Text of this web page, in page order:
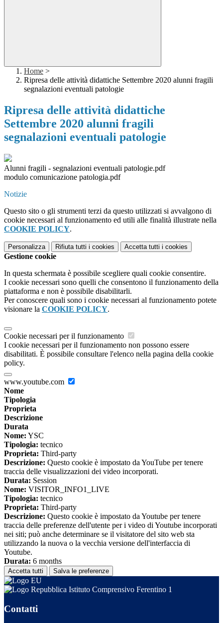
Home >
Ripresa delle attività didattiche​ Settembre 2020​ alunni fragili​
segnalazioni eventuali patologie
Ripresa delle attività didattiche​
Settembre 2020​ alunni fragili​
segnalazioni eventuali patologie
Alunni fragili - segnalazioni eventuali patologie.pdf
modulo comunicazione patologia.pdf
Notizie
Questo sito o gli strumenti terzi da questo utilizzati si avvalgono di
cookie necessari al funzionamento ed utili alle finalità illustrate nella
COOKIE POLICY.
Personalizza Rifiuta tutti i cookies Accetta tutti i cookies
Gestione cookie
In questa schermata è possibile scegliere quali cookie consentire.
I cookie necessari sono quelli che consentono il funzionamento della
piattaforma e non è possibile disabilitarli.
Per conoscere quali sono i cookie necessari al funzionamento potete
visionare la COOKIE POLICY.
Cookie necessari per il funzionamento
I cookie necessari per il funzionamento non possono essere
disabilitati. È possibile consultare l'elenco nella pagina della cookie
policy.
www.youtube.com
Nome
Tipologia
Proprieta
Descrizione
Durata
Nome: YSC
Tipologia: tecnico
Proprieta: Third-party
Descrizione: Questo cookie è impostato da YouTube per tenere
traccia delle visualizzazioni dei video incorporati.
Durata: Session
Nome: VISITOR_INFO1_LIVE
Tipologia: tecnico
Proprieta: Third-party
Descrizione: Questo cookie è impostato da Youtube per tenere
traccia delle preferenze dell'utente per i video di Youtube incorporati
nei siti; può anche determinare se il visitatore del sito web sta
utilizzando la nuova o la vecchia versione dell'interfaccia di
Youtube.
Durata: 6 months
Accetta tutti Salva le preferenze
Istituto Comprensivo Ferentino 1
Contatti